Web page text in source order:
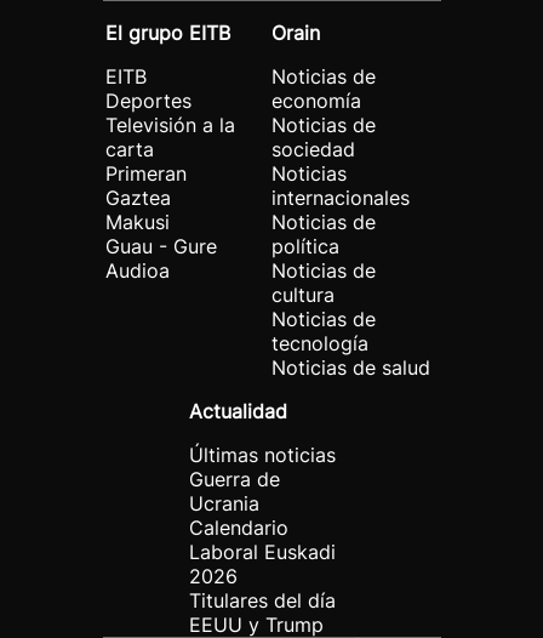
El grupo EITB
EITB
Deportes
Televisión a la
carta
Primeran
Gaztea
Makusi
Guau - Gure
Audioa
Orain
Noticias de
economía
Noticias de
sociedad
Noticias
internacionales
Noticias de
política
Noticias de
cultura
Noticias de
tecnología
Noticias de salud
Actualidad
Últimas noticias
Guerra de
Ucrania
Calendario
Laboral Euskadi
2026
Titulares del día
EEUU y Trump